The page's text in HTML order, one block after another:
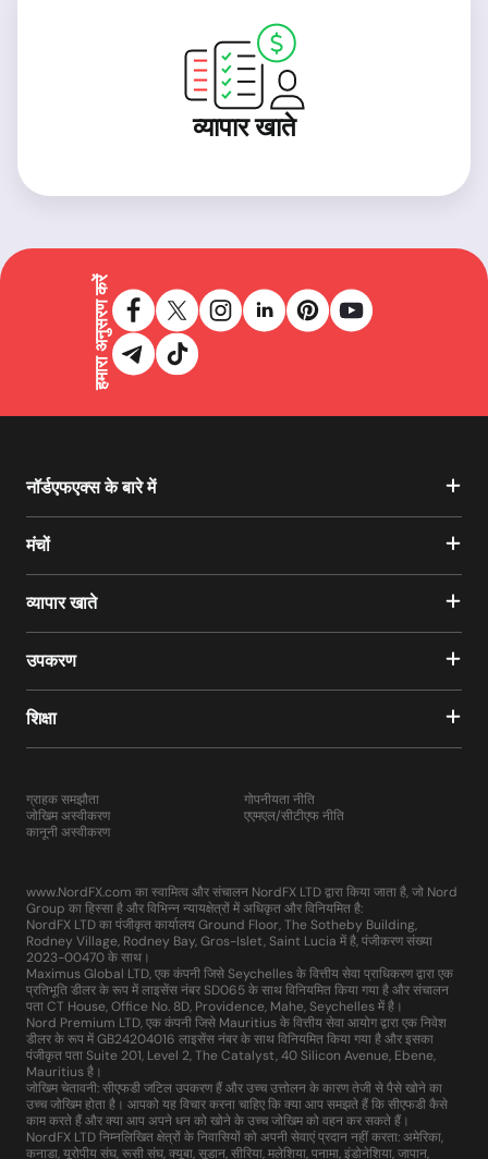
व्यापार खाते
हमारा अनुसरण करें
नॉर्डएफएक्स के बारे में
मंचों
व्यापार खाते
उपकरण
शिक्षा
ग्राहक समझौता
जोखिम अस्वीकरण
कानूनी अस्वीकरण
गोपनीयता नीति
एएमएल/सीटीएफ नीति
www.NordFX.com का स्वामित्व और संचालन NordFX LTD द्वारा किया जाता है, जो Nord
Group का हिस्सा है और विभिन्न न्यायक्षेत्रों में अधिकृत और विनियमित है:
NordFX LTD का पंजीकृत कार्यालय Ground Floor, The Sotheby Building,
Rodney Village, Rodney Bay, Gros-Islet, Saint Lucia में है, पंजीकरण संख्या
2023-00470 के साथ।
Maximus Global LTD, एक कंपनी जिसे Seychelles के वित्तीय सेवा प्राधिकरण द्वारा एक
प्रतिभूति डीलर के रूप में लाइसेंस नंबर SD065 के साथ विनियमित किया गया है और संचालन
पता CT House, Office No. 8D, Providence, Mahe, Seychelles में है।
Nord Premium LTD, एक कंपनी जिसे Mauritius के वित्तीय सेवा आयोग द्वारा एक निवेश
डीलर के रूप में GB24204016 लाइसेंस नंबर के साथ विनियमित किया गया है और इसका
पंजीकृत पता Suite 201, Level 2, The Catalyst, 40 Silicon Avenue, Ebene,
Mauritius है।
जोखिम चेतावनी: सीएफडी जटिल उपकरण हैं और उच्च उत्तोलन के कारण तेजी से पैसे खोने का
उच्च जोखिम होता है। आपको यह विचार करना चाहिए कि क्या आप समझते हैं कि सीएफडी कैसे
काम करते हैं और क्या आप अपने धन को खोने के उच्च जोखिम को वहन कर सकते हैं।
NordFX LTD निम्नलिखित क्षेत्रों के निवासियों को अपनी सेवाएं प्रदान नहीं करता: अमेरिका,
कनाडा, यूरोपीय संघ, रूसी संघ, क्यूबा, सूडान, सीरिया, मलेशिया, पनामा, इंडोनेशिया, जापान,